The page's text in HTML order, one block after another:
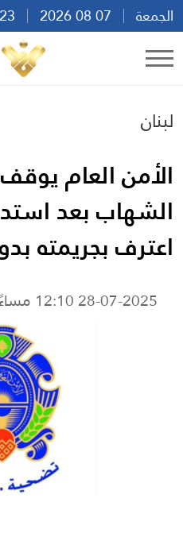
الجمعة
لبنان
الأمن العام
الشهاب بعد
اعترف بجريمته
28-07-2025 12:10 مساءً